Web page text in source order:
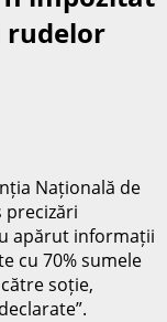
rudelor
Națională de
precizări
apărut informații
cu 70% sumele
soție,